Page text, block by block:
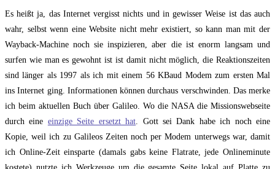
Es heißt ja, das Internet vergisst nichts und in gewisser Weise ist das auch
wahr, selbst wenn eine Website nicht mehr existiert, so kann man mit der
Wayback-Machine noch sie inspizieren, aber die ist enorm langsam und
surfen wie man es gewohnt ist ist damit nicht möglich, die Reaktionszeiten
sind länger als 1997 als ich mit einem 56 KBaud Modem zum ersten Mal
ins Internet ging. Informationen können durchaus verschwinden. Das merke
ich beim aktuellen Buch über Galileo. Wo die NASA die Missionswebseite
durch eine einzige Seite ersetzt hat . Gott sei Dank habe ich noch eine
Kopie, weil ich zu Galileos Zeiten noch per Modem unterwegs war, damit
ich Online-Zeit einsparte (damals gabs keine Flatrate, jede Onlineminute